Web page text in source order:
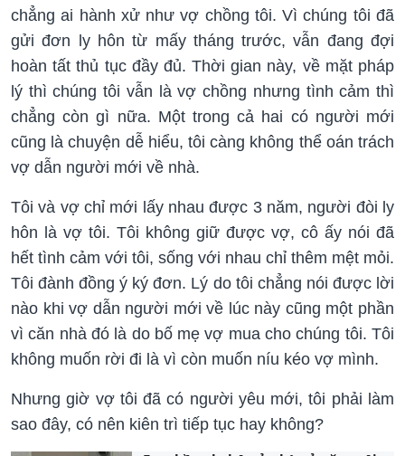
chẳng ai hành xử như vợ chồng tôi. Vì chúng tôi đã
gửi đơn ly hôn từ mấy tháng trước, vẫn đang đợi
hoàn tất thủ tục đầy đủ. Thời gian này, về mặt pháp
lý thì chúng tôi vẫn là vợ chồng nhưng tình cảm thì
chẳng còn gì nữa. Một trong cả hai có người mới
cũng là chuyện dễ hiểu, tôi càng không thể oán trách
vợ dẫn người mới về nhà.
Tôi và vợ chỉ mới lấy nhau được 3 năm, người đòi ly
hôn là vợ tôi. Tôi không giữ được vợ, cô ấy nói đã
hết tình cảm với tôi, sống với nhau chỉ thêm mệt mỏi.
Tôi đành đồng ý ký đơn. Lý do tôi chẳng nói được lời
nào khi vợ dẫn người mới về lúc này cũng một phần
vì căn nhà đó là do bố mẹ vợ mua cho chúng tôi. Tôi
không muốn rời đi là vì còn muốn níu kéo vợ mình.
Nhưng giờ vợ tôi đã có người yêu mới, tôi phải làm
sao đây, có nên kiên trì tiếp tục hay không?